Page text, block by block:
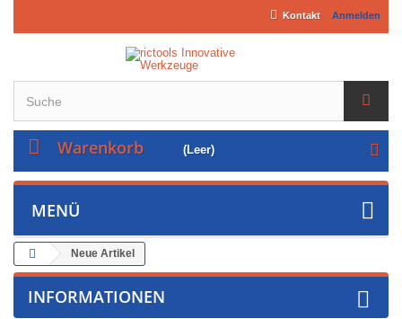
Anmelden
Kontakt
Warenkorb (Leer)
MENÜ
Neue Artikel
INFORMATIONEN